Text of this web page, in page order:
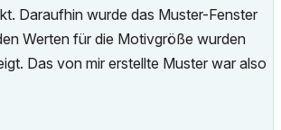
Daraufhin wurde das Muster-Fenster
Werten für die Motivgröße wurden
Das von mir erstellte Muster war also